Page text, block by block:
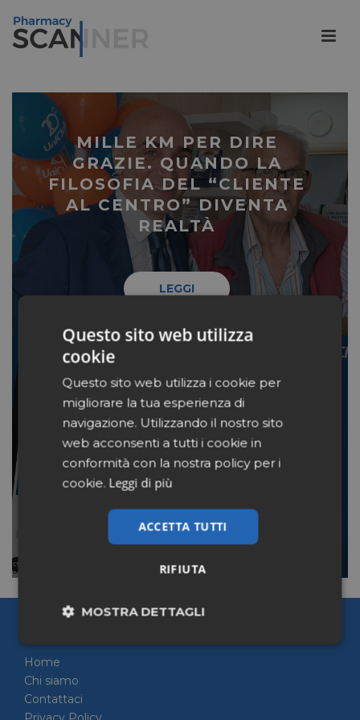
MILLE KM PER DIRE
GRAZIE. QUANDO LA
FILOSOFIA DEL “CLIENTE
AL CENTRO” DIVENTA
REALTÀ
LEGGI
UNICLUB, SUPERATE LE
30MILA RECENSIONI
CERTIFICATE SULLE
FARMACIE ASSOCIATE AL
NETWORK
LEGGI
Pharmacy Scanner
Home
Chi siamo
Contattaci
Questo sito web utilizza
cookie
Questo sito web utilizza i cookie per
migliorare la tua esperienza di
navigazione. Utilizzando il nostro sito
web acconsenti a tutti i cookie in
conformità con la nostra policy per i
cookie. Leggi di più
ACCETTA TUTTI
RIFIUTA
MOSTRA DETTAGLI
Necessari Marketing